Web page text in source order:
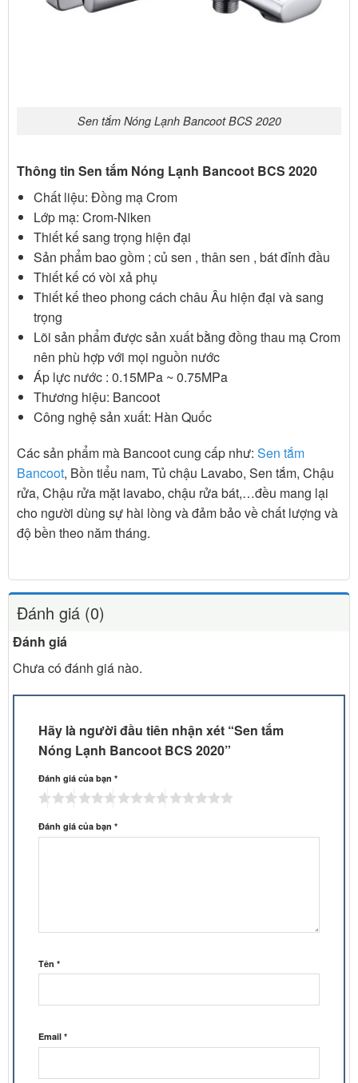
Sen tắm Nóng Lạnh Bancoot BCS 2020
Thông tin Sen tắm Nóng Lạnh Bancoot BCS 2020
Chất liệu: Đồng mạ Crom
Lớp mạ: Crom-Niken
Thiết kế sang trọng hiện đại
Sản phẩm bao gồm ; củ sen , thân sen , bát đỉnh đầu
Thiết kế có vòi xả phụ
Thiết kế theo phong cách châu Âu hiện đại và sang
trọng
Lõi sản phẩm được sản xuất bằng đồng thau mạ Crom
nên phù hợp với mọi nguồn nước
Áp lực nước : 0.15MPa ~ 0.75MPa
Thương hiệu: Bancoot
Công nghệ sản xuất: Hàn Quốc
Các sản phẩm mà Bancoot cung cấp như: Sen tắm
Bancoot, Bồn tiểu nam, Tủ chậu Lavabo, Sen tắm, Chậu
rửa, Chậu rửa mặt lavabo, chậu rửa bát,…đều mang lại
cho người dùng sự hài lòng và đảm bảo về chất lượng và
độ bền theo năm tháng.
Đánh giá (0)
Đánh giá
Chưa có đánh giá nào.
Hãy là người đầu tiên nhận xét “Sen tắm
Nóng Lạnh Bancoot BCS 2020”
Đánh giá của bạn *
Đánh giá của bạn *
Tên *
Email *